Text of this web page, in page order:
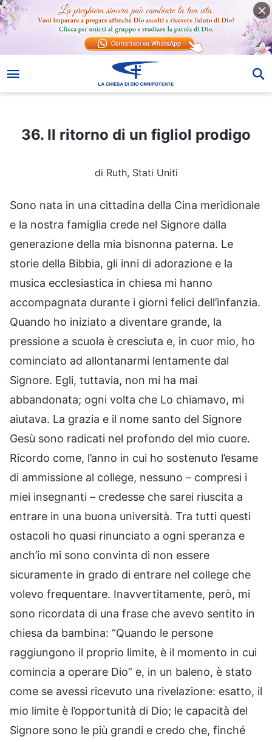
36. Il ritorno di un figliol prodigo
36. Il ritorno di un figliol prodigo
di Ruth, Stati Uniti
Sono nata in una cittadina della Cina meridionale
e la nostra famiglia crede nel Signore dalla
generazione della mia bisnonna paterna. Le
storie della Bibbia, gli inni di adorazione e la
musica ecclesiastica in chiesa mi hanno
accompagnata durante i giorni felici dell’infanzia.
Quando ho iniziato a diventare grande, la
pressione a scuola è cresciuta e, in cuor mio, ho
cominciato ad allontanarmi lentamente dal
Signore. Egli, tuttavia, non mi ha mai
abbandonata; ogni volta che Lo chiamavo, mi
aiutava. La grazia e il nome santo del Signore
Gesù sono radicati nel profondo del mio cuore.
Ricordo come, l’anno in cui ho sostenuto l’esame
di ammissione al college, nessuno – compresi i
miei insegnanti – credesse che sarei riuscita a
entrare in una buona università. Tra tutti questi
ostacoli ho quasi rinunciato a ogni speranza e
anch’io mi sono convinta di non essere
sicuramente in grado di entrare nel college che
volevo frequentare. Inavvertitamente, però, mi
sono ricordata di una frase che avevo sentito in
chiesa da bambina: “Quando le persone
raggiungono il proprio limite, è il momento in cui
comincia a operare Dio” e, in un baleno, è stato
come se avessi ricevuto una rivelazione: esatto, il
mio limite è l’opportunità di Dio; le capacità del
Signore sono le più grandi e credo che, finché